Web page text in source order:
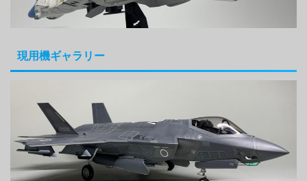
現用機ギャラリー